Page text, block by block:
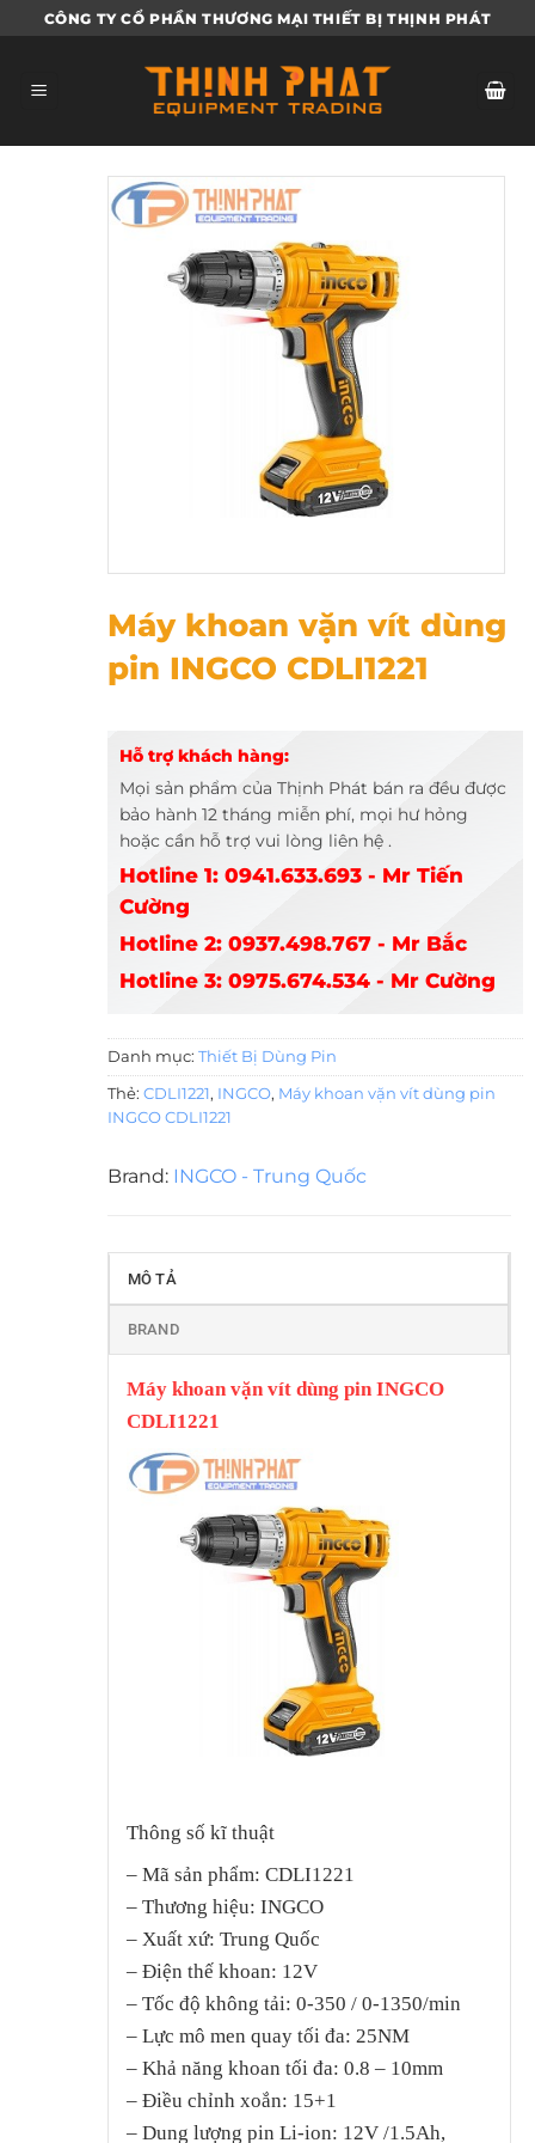
qua
dung
CÔNG TY CỔ PHẦN THƯƠNG MẠI THIẾT BỊ THỊNH PHÁT
Máy khoan vặn vít dùng
pin INGCO CDLI1221
Hỗ trợ khách hàng:
Mọi sản phẩm của Thịnh Phát bán ra đều được
bảo hành 12 tháng miễn phí, mọi hư hỏng
hoặc cần hỗ trợ vui lòng liên hệ .
Hotline 1: 0941.633.693 - Mr Tiến
Cường
Hotline 2: 0937.498.767 - Mr Bắc
Hotline 3: 0975.674.534 - Mr Cường
Danh mục: Thiết Bị Dùng Pin
Thẻ: CDLI1221, INGCO, Máy khoan vặn vít dùng pin
INGCO CDLI1221
Brand: INGCO - Trung Quốc
MÔ TẢ
BRAND
Máy khoan vặn vít dùng pin INGCO
CDLI1221
Thông số kĩ thuật
– Mã sản phẩm: CDLI1221
– Thương hiệu: INGCO
– Xuất xứ: Trung Quốc
– Điện thế khoan: 12V
– Tốc độ không tải: 0-350 / 0-1350/min
– Lực mô men quay tối đa: 25NM
– Khả năng khoan tối đa: 0.8 – 10mm
– Điều chỉnh xoắn: 15+1
– Dung lượng pin Li-ion: 12V /1.5Ah,